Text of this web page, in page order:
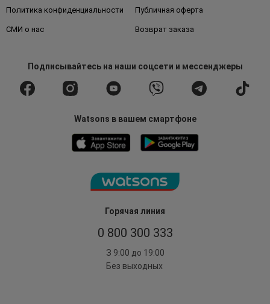
Горячая линия
0 800 300 333
З 9:00 до 19:00
Без выходных
Политика конфиденциальности Публичная оферта
СМИ о нас Возврат заказа
Подписывайтесьна наши соцсети и мессенджеры
Watsons в вашем смартфоне